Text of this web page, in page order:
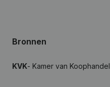
Bronnen
KVK- Kamer van Koophandel